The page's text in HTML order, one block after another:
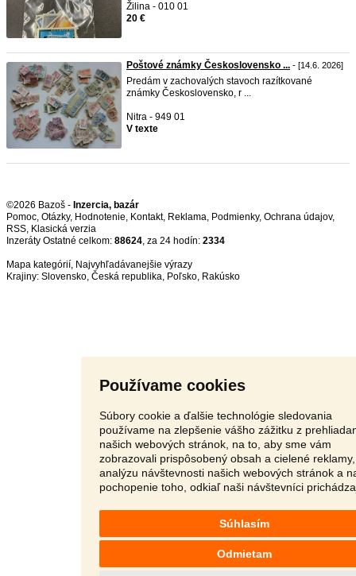
Používame cookies
Súbory cookie a ďalšie technológie sledovania
používame na zlepšenie vášho zážitku z
našich webových stránok, na to, aby sme vám
zobrazovali prispôsobený obsah a cielené
analýzu návštevnosti našich webových stránok a
pochopenie toho, odkiaľ naši návštevníci
Súhlasím
Odmietam
Žilina - 010 01
20 €
Poštové známky Československo ... - [14.6. 2026]
Predám v zachovalých stavoch razítkované
známky Československo, r ...
Nitra - 949 01
V texte
©2026 Bazoš - Inzercia, bazár
Pomoc, Otázky, Hodnotenie, Kontakt, Reklama, Podmienky, Ochrana údajov,
RSS,
Inzeráty Ostatné celkom: 88624, za 24 hodín: 2334
Mapa kategórií, Najvyhľadávanejšie výrazy
Krajiny: Slovensko, Česká republika, Poľsko, Rakúsko